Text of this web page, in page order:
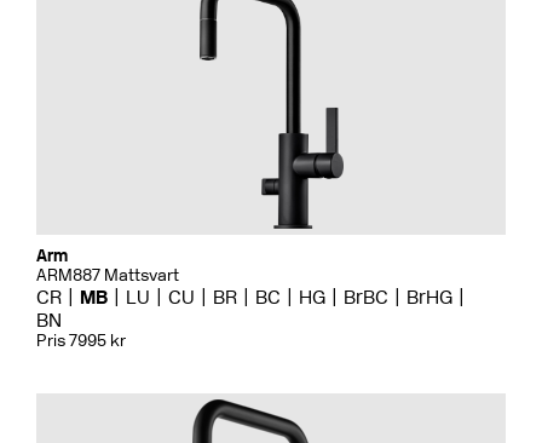
Arm
ARM887 Mattsvart
CR MB LU CU BR BC HG BrBC
BrHG
BN
Pris 7995 kr